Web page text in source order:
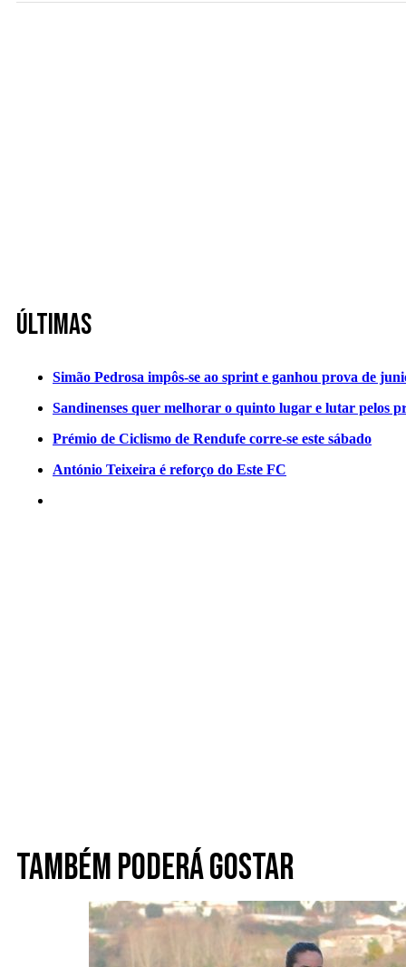
Últimas
Simão Pedrosa impôs-se ao sprint e ganhou prova de
Sandinenses quer melhorar o quinto lugar e lutar pelos
Prémio de Ciclismo de Rendufe corre-se este sábado
António Teixeira é reforço do Este FC
Também poderá gostar